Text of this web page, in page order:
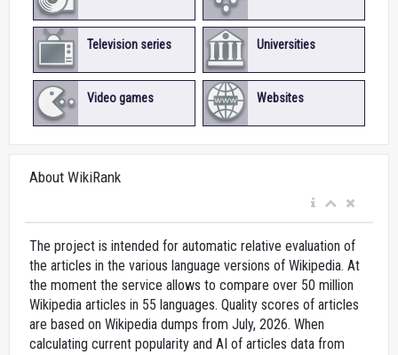
Television series Universities
Video games Websites
About WikiRank
The project is intended for automatic relative evaluation of
the articles in the various language versions of Wikipedia. At
the moment the service allows to compare over 50 million
Wikipedia articles in 55 languages. Quality scores of articles
are based on Wikipedia dumps from July, 2026. When
calculating current popularity and AI of articles data from